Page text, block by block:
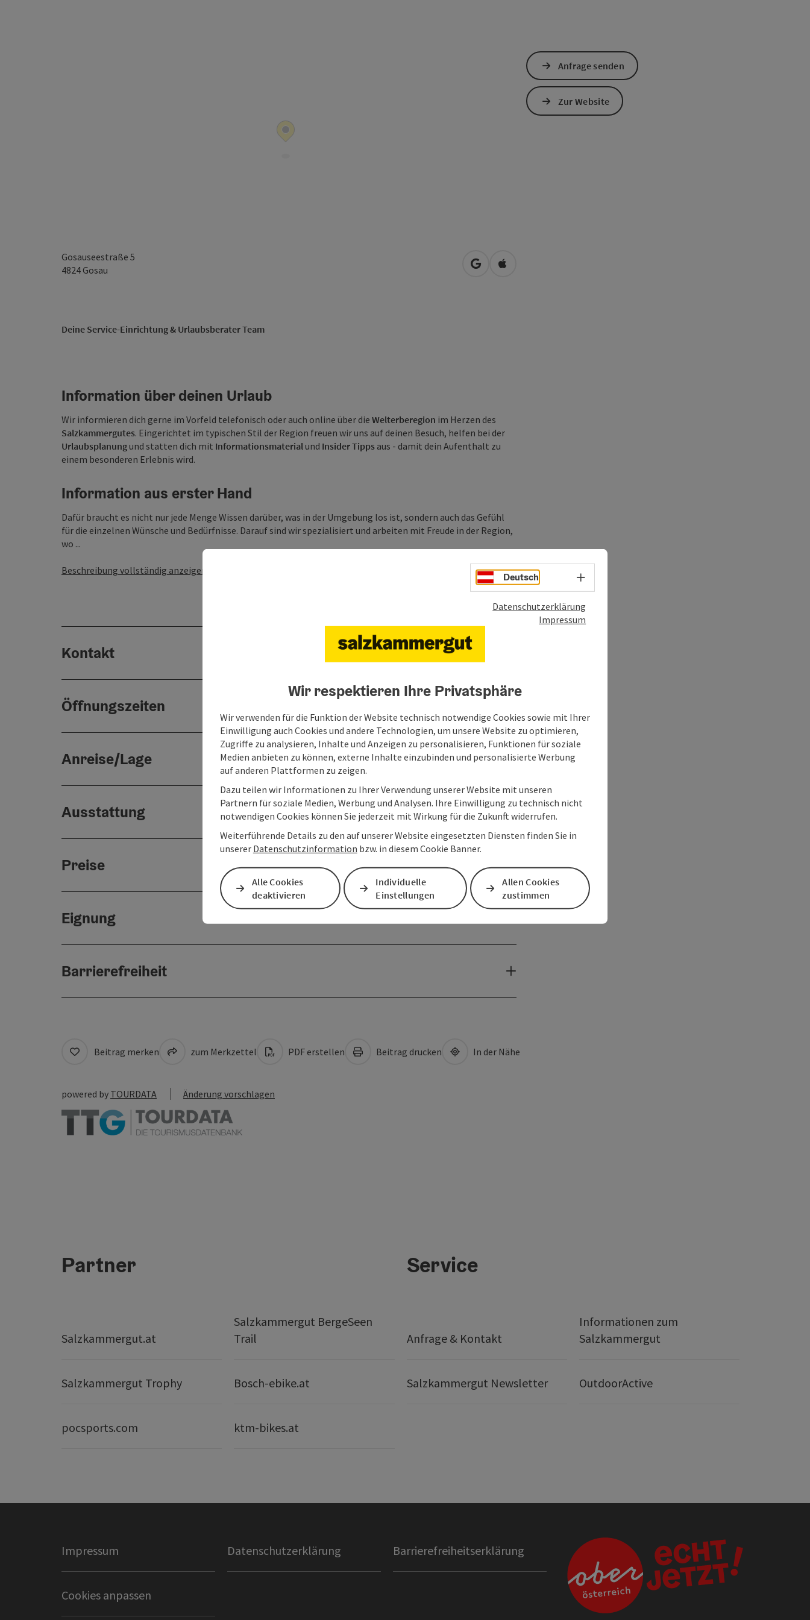
Gosauseestraße 5
4824 Gosau in Google Maps öffnen
in Apple Maps öffnen
Deine Service-Einrichtung & Urlaubsberater Team
Information über deinen Urlaub
Wir informieren dich gerne im Vorfeld telefonisch oder auch online über die Welterberegion im Herzen des
Salzkammergutes. Eingerichtet im typischen Stil der Region freuen wir uns auf deinen Besuch, helfen bei der
Urlaubsplanungund statten dich mit Informationsmaterialund Insider Tipps aus - damit dein Aufenthalt zu
einem besonderen Erlebnis wird.
Information aus erster Hand
Dafür braucht es nicht nur jede Menge Wissen darüber, was in der Umgebung los ist, sondern auch das Gefühl
für die einzelnen Wünsche und Bedürfnisse. Darauf sind wir spezialisiert und arbeiten mit Freude in der Region,
wo ...
Beschreibung vollständig anzeigen
Kontakt
Öffnungszeiten
Anreise/Lage
Ausstattung
Preise
Eignung
Barrierefreiheit
Anfrage senden
Zur Website
Beitrag merken zum Merkzettel PDF erstellen Beitrag drucken In der Nähe
powered by TOURDATA Änderung vorschlagen
Partner
Salzkammergut.at
Salzkammergut BergeSeen
Trail
Salzkammergut Trophy Bosch-ebike.at
pocsports.com ktm-bikes.at
Service
Anfrage & Kontakt
Informationen zum
Salzkammergut
Salzkammergut Newsletter OutdoorActive
Impressum Datenschutzerklärung Barrierefreiheitserklärung
Cookies anpassen
Deutsch Sprachwahl - Menü öffnen
Datenschutzerklärung
Impressum
Wir respektieren Ihre Privatsphäre
Wir verwenden für die Funktion der Website technisch notwendige Cookies sowie mit Ihrer
Einwilligung auch Cookies und andere Technologien, um unsere Website zu optimieren,
Zugriffe zu analysieren, Inhalte und Anzeigen zu personalisieren, Funktionen für soziale
Medien anbieten zu können, externe Inhalte einzubinden und personalisierte Werbung
auf anderen Plattformen zu zeigen.
Dazu teilen wir Informationen zu Ihrer Verwendung unserer Website mit unseren
Partnern für soziale Medien, Werbung und Analysen. Ihre Einwilligung zu technisch nicht
notwendigen Cookies können Sie jederzeit mit Wirkung für die Zukunft widerrufen.
Weiterführende Details zu den auf unserer Website eingesetzten Diensten finden Sie in
unserer Datenschutzinformation bzw. in diesem Cookie Banner.
Alle Cookies
deaktivieren
Individuelle
Einstellungen
Allen Cookies
zustimmen